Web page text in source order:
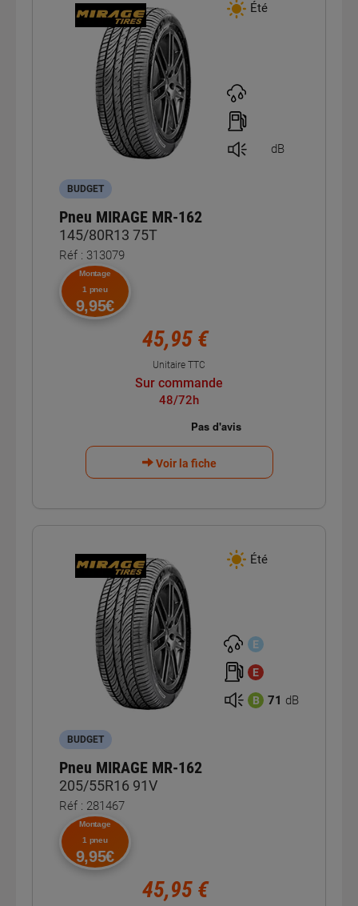
Été
dB
BUDGET
Pneu MIRAGE MR-162
145/80R13 75T
Réf : 313079
Montage
1 pneu
9,95€
45,95 €
Unitaire TTC
Sur commande
48/72h
Voir la fiche
Été
E
E
B 71 dB
BUDGET
Pneu MIRAGE MR-162
205/55R16 91V
Réf : 281467
Montage
1 pneu
9,95€
45,95 €